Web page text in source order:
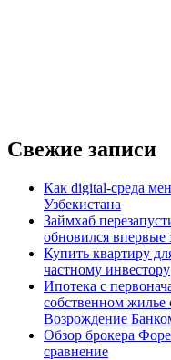
Свежие записи
Как digital-среда
Узбекистана
Займхаб
обновился впервые
Купить квартиру
частному инвестору
Ипотека с
собственном жилье
Возрождение
Обзор брокера
сравнение